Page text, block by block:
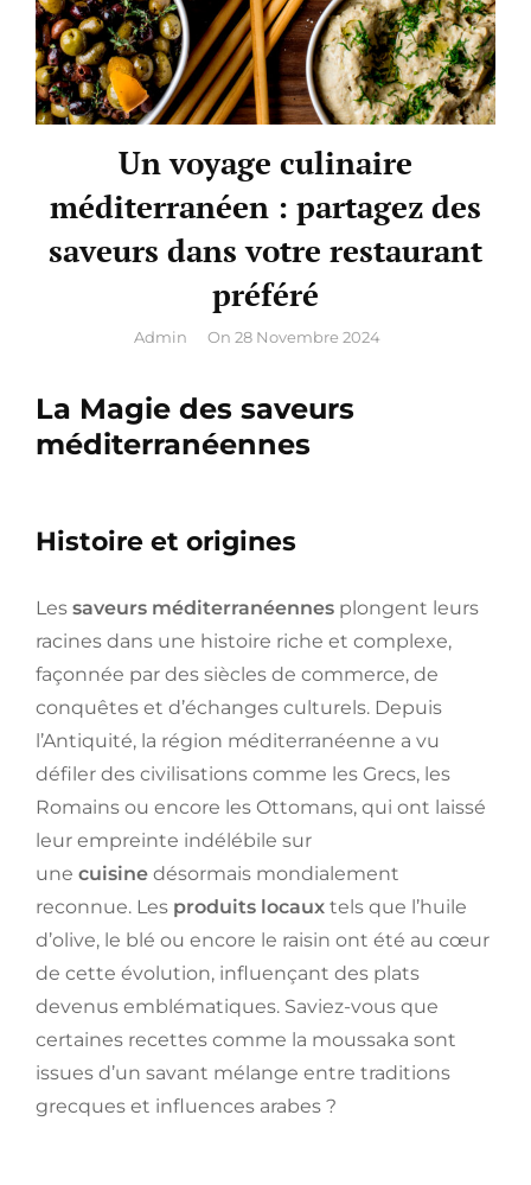
Un voyage culinaire
méditerranéen : partagez des
saveurs dans votre restaurant
préféré
By
Admin On 28 Novembre 2024
La Magie des saveurs
méditerranéennes
Histoire et origines
Les saveurs méditerranéennes plongent leurs
racines dans une histoire riche et complexe,
façonnée par des siècles de commerce, de
conquêtes et d’échanges culturels. Depuis
l’Antiquité, la région méditerranéenne a vu
défiler des civilisations comme les Grecs, les
Romains ou encore les Ottomans, qui ont laissé
leur empreinte indélébile sur
une cuisine désormais mondialement
reconnue. Les produits locaux tels que l’huile
d’olive, le blé ou encore le raisin ont été au cœur
de cette évolution, influençant des plats
devenus emblématiques. Saviez-vous que
certaines recettes comme la moussaka sont
issues d’un savant mélange entre traditions
grecques et influences arabes ?